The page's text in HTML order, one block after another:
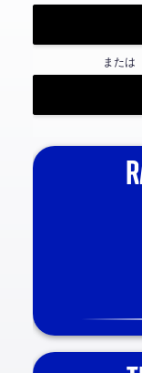
または